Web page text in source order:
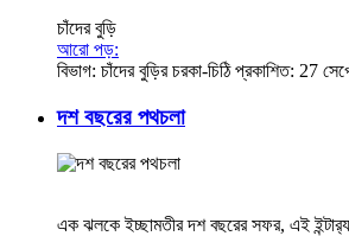
চাঁদের বুড়ি
আরো পড়:
বিভাগ: চাঁদের বুড়ির চরকা-চিঠি প্রকাশিত: 27
দশ বছরের পথচলা
এক ঝলকে ইচ্ছামতীর দশ বছরের সফর, এই